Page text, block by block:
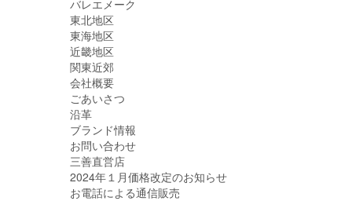
バレエメーク
東北地区
東海地区
近畿地区
関東近郊
会社概要
ごあいさつ
沿革
ブランド情報
お問い合わせ
三善直営店
2024年１月価格改定のお知らせ
お電話による通信販売